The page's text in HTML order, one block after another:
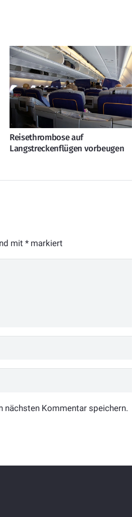
Reisethrombose auf
Langstreckenflügen vorbeugen
mit * markiert
nächsten Kommentar speichern.